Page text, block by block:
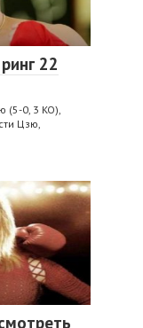
22
0, 3 KO),
Цзю,